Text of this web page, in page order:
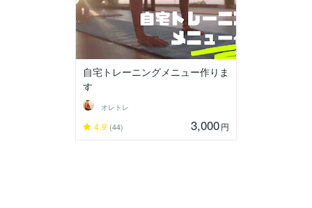
自宅トレーニングメニュー作りま
す
オレトレ
4.9 (44) 3,000円